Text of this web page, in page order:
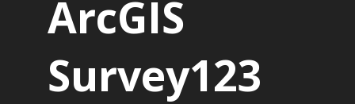
ArcGIS
Survey123